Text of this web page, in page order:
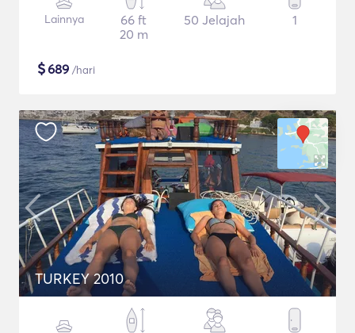
Lainnya
66 ft
20 m
50 Jelajah 1
$689 /hari
TURKEY 2010